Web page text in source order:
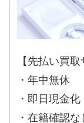
【先払い買取
・年中無休
・即日現金化
・在籍確認な